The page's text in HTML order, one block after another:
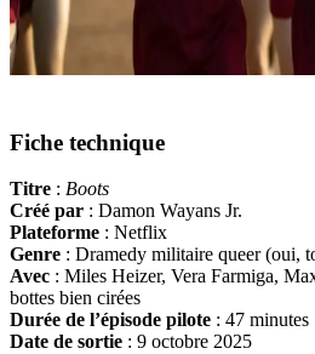
Fiche technique
Titre : Boots
Créé par : Damon Wayans Jr.
Plateforme : Netflix
Genre : Dramedy militaire queer (oui,
Avec : Miles Heizer, Vera Farmiga,
bottes bien cirées
Durée de l’épisode pilote : 47 minutes
Date de sortie : 9 octobre 2025